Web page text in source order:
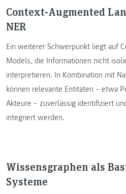
Context-Augmented
NER
Ein weiterer Schwerpunkt liegt auf
Models, die Informationen nicht
interpretieren. In Kombination mit
können relevante Entitäten – etwa
Akteure – zuverlässig identifiziert
integriert werden.
Wissensgraphen als
Systeme